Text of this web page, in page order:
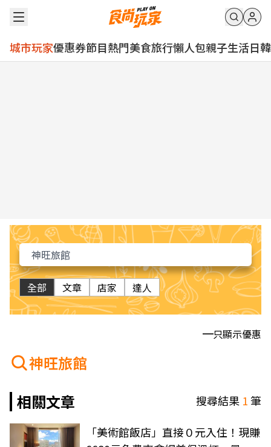
城市玩家優惠券節目熱門美食旅行懶人包親子生活日韓
全部 文章 店家 達人
只顯示優惠
神旺旅館
相關文章
搜尋結果 1筆
「美術館飯店」直接０元入住！現賺